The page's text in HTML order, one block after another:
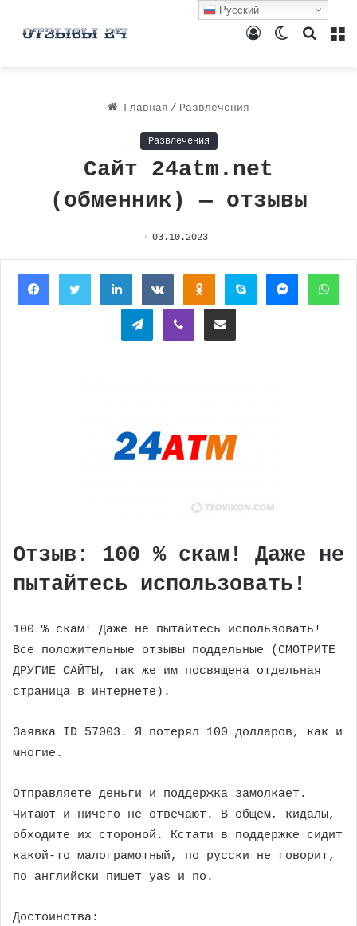
Поиск
Switch
Войти
Главная / Развлечения
Развлечения
Сайт 24atm.net
(обменник) — отзывы
03.10.2023
FacebookTwitterLinkedInВконтактеОдноклассники
Skype Messenger
TelegramViber Поделиться через электронную почту
Отзыв: 100 % скам! Даже не
пытайтесь использовать!
100 % скам! Даже не пытайтесь использовать!
Все положительные отзывы поддельные (СМОТРИТЕ
ДРУГИЕ САЙТЫ, так же им посвящена отдельная
страница в интернете).
Заявка ID 57003. Я потерял 100 долларов, как и
многие.
Отправляете деньги и поддержка замолкает.
Читают и ничего не отвечают. В общем, кидалы,
обходите их стороной. Кстати в поддержке сидит
какой-то малограмотный, по русски не говорит,
по английски пишет yas и no.
Достоинства:
Русский